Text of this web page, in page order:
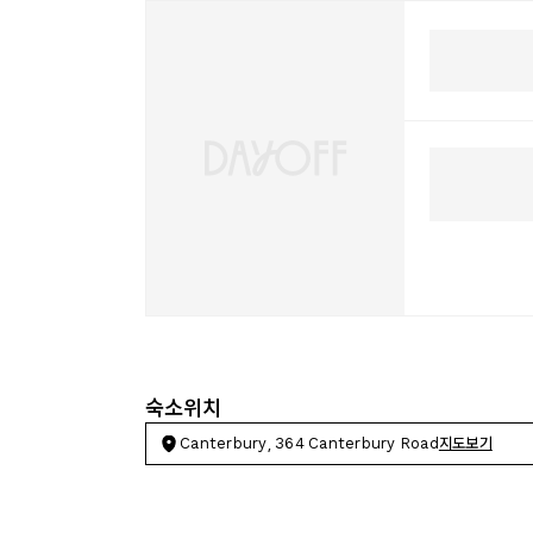
숙소위치
Canterbury, 364 Canterbury Road 지도보기